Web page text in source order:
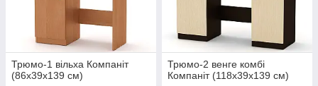
Трюмо-1 вільха Компаніт
(86х39х139 см)
Трюмо-2 венге комбі
Компаніт (118х39х139 см)